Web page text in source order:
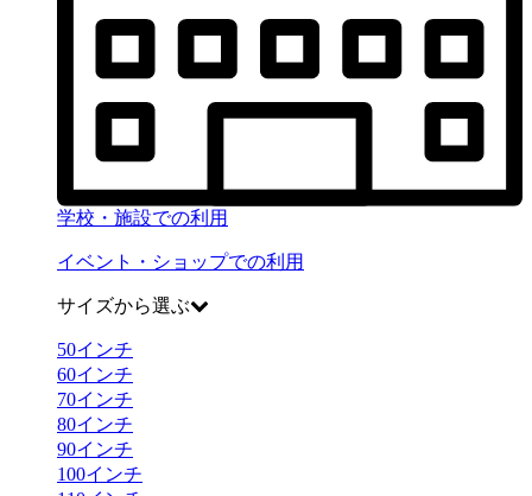
学校・施設での利用
イベント・ショップでの利用
サイズから選ぶ
50インチ
60インチ
70インチ
80インチ
90インチ
100インチ